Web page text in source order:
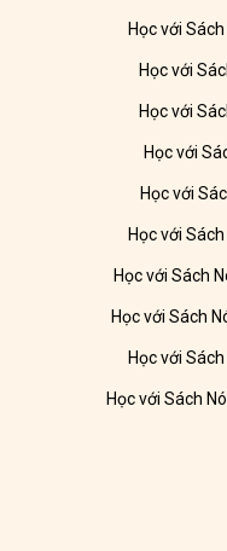
Học với
Học với
Học với
Học với
Học với
Học với
Học với Sách
Học với Sách
Học với
Học với Sách